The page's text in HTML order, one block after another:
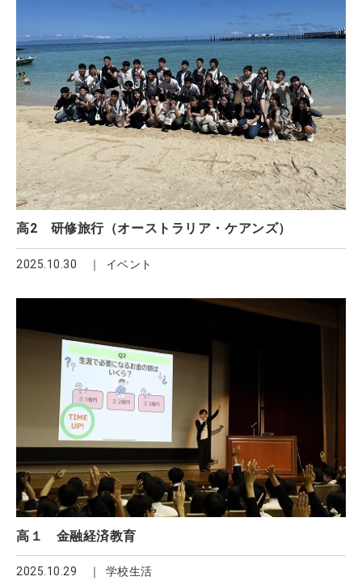
高2 研修旅行（オーストラリア・ケアンズ）
2025.10.30 イベント
高１ 金融経済教育
2025.10.29 学校生活